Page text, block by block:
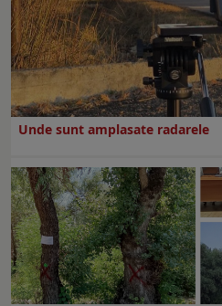
Unde sunt amplasate radarele